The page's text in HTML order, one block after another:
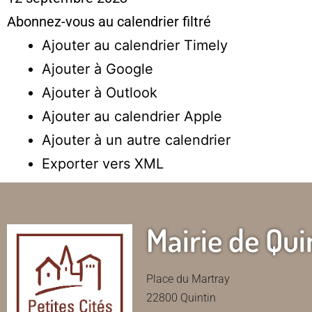
Abonnez-vous au calendrier filtré
Ajouter au calendrier Timely
Ajouter à Google
Ajouter à Outlook
Ajouter au calendrier Apple
Ajouter à un autre calendrier
Exporter vers XML
Mairie de
Place du Martray
22800 Quintin